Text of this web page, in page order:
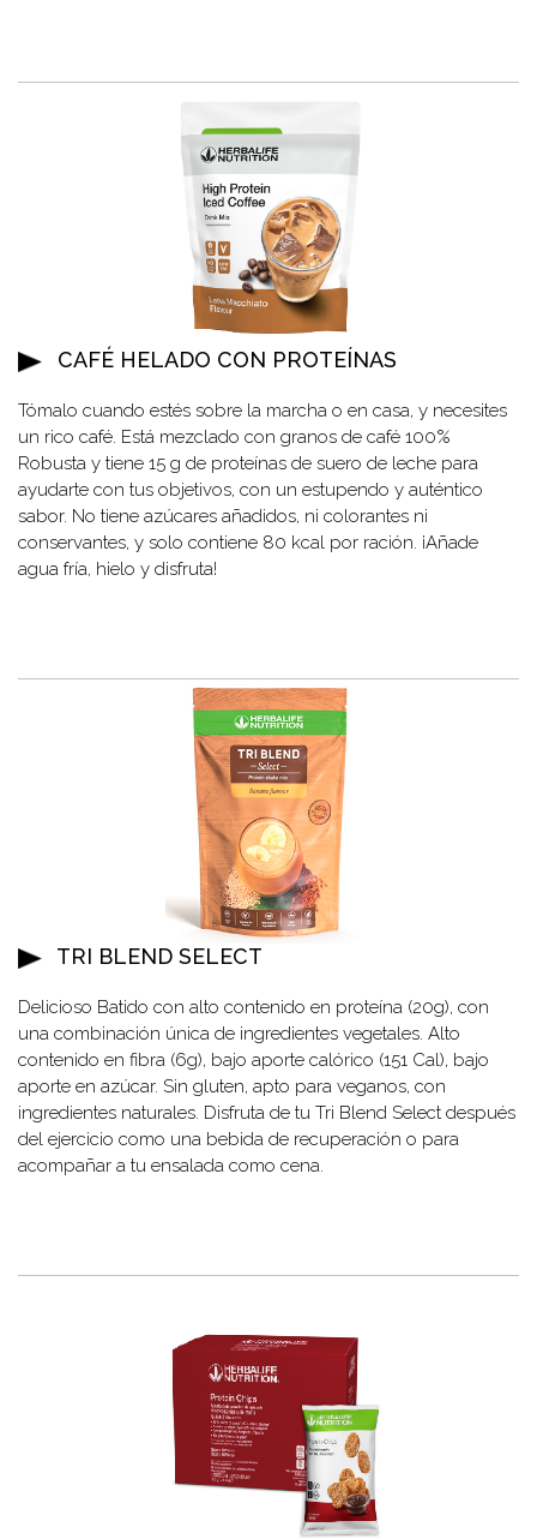
CAFÉ HELADO CON PROTEÍNAS
Tómalo cuando estés sobre la marcha o en casa, y necesites
un rico café. Está mezclado con granos de café 100%
Robusta y tiene 15 g de proteínas de suero de leche para
ayudarte con tus objetivos, con un estupendo y auténtico
sabor. No tiene azúcares añadidos, ni colorantes ni
conservantes, y solo contiene 80 kcal por ración. ¡Añade
agua fría, hielo y disfruta!
TRI BLEND SELECT
Delicioso Batido con alto contenido en proteína (20g), con
una combinación única de ingredientes vegetales. Alto
contenido en fibra (6g), bajo aporte calórico (151 Cal), bajo
aporte en azúcar. Sin gluten, apto para veganos, con
ingredientes naturales. Disfruta de tu Tri Blend Select después
del ejercicio como una bebida de recuperación o para
acompañar a tu ensalada como cena.